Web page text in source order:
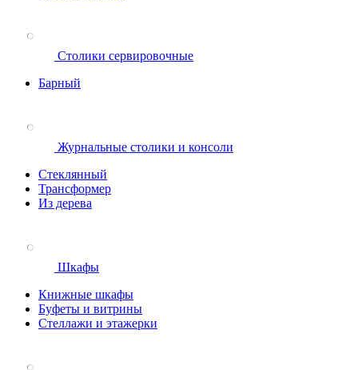
Столики сервировочные
Барный
Журнальные столики и консоли
Стеклянный
Трансформер
Из дерева
Шкафы
Книжные шкафы
Буфеты и витрины
Стеллажи и этажерки